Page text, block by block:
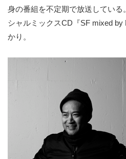
身の番組を不定期で放送している
シャルミックスCD『SF mixed
かり。